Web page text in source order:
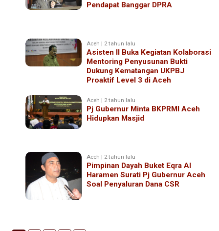
Pendapat Banggar DPRA
Aceh | 2 tahun lalu
Asisten II Buka Kegiatan Kolaborasi
Mentoring Penyusunan Bukti
Dukung Kematangan UKPBJ
Proaktif Level 3 di Aceh
Aceh | 2 tahun lalu
Pj Gubernur Minta BKPRMI Aceh
Hidupkan Masjid
Aceh | 2 tahun lalu
Pimpinan Dayah Buket Eqra Al
Haramen Surati Pj Gubernur Aceh
Soal Penyaluran Dana CSR